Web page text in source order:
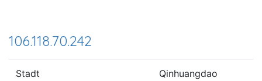
106.118.70.242
Stadt Qinhuangdao